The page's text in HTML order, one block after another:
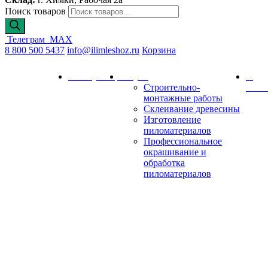
Поиск товаров
Телеграм MAX
8 800 500 5437 info@ilimleshoz.ru Корзина
Калькулятор
Строительно-
монтажные работы
Склеивание древесины
Изготовление
пиломатериалов
Профессиональное
окрашивание и
обработка
пиломатериалов